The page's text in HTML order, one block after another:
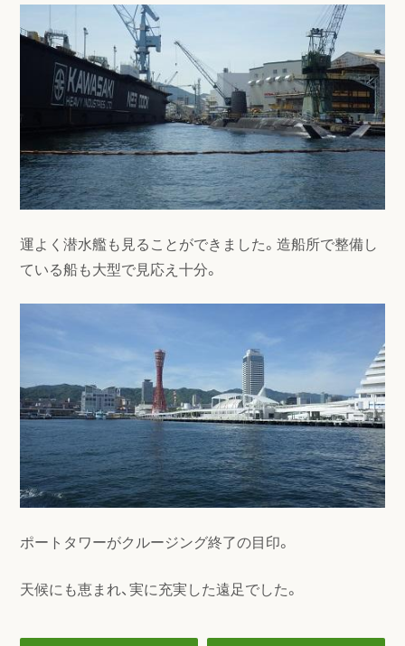
運よく潜水艦も見ることができました。造船所で整備し
ている船も大型で見応え十分。
ポートタワーがクルージング終了の目印。
天候にも恵まれ、実に充実した遠足でした。